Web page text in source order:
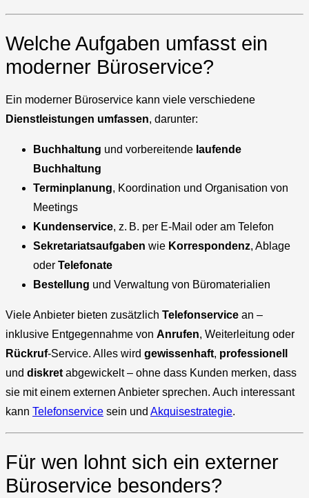
Welche Aufgaben umfasst ein
moderner Büroservice?
Ein moderner Büroservice kann viele verschiedene
Dienstleistungen umfassen, darunter:
Buchhaltung und vorbereitende laufende
Buchhaltung
Terminplanung, Koordination und Organisation von
Meetings
Kundenservice, z. B. per E-Mail oder am Telefon
Sekretariatsaufgaben wie Korrespondenz, Ablage
oder Telefonate
Bestellung und Verwaltung von Büromaterialien
Viele Anbieter bieten zusätzlich Telefonservice an –
inklusive Entgegennahme von Anrufen, Weiterleitung oder
Rückruf-Service. Alles wird gewissenhaft, professionell
und diskret abgewickelt – ohne dass Kunden merken, dass
sie mit einem externen Anbieter sprechen. Auch interessant
kann Telefonservice sein und Akquisestrategie.
Für wen lohnt sich ein externer
Büroservice besonders?